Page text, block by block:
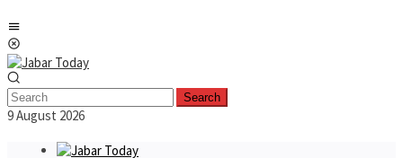
to
content
Search
9 August 2026